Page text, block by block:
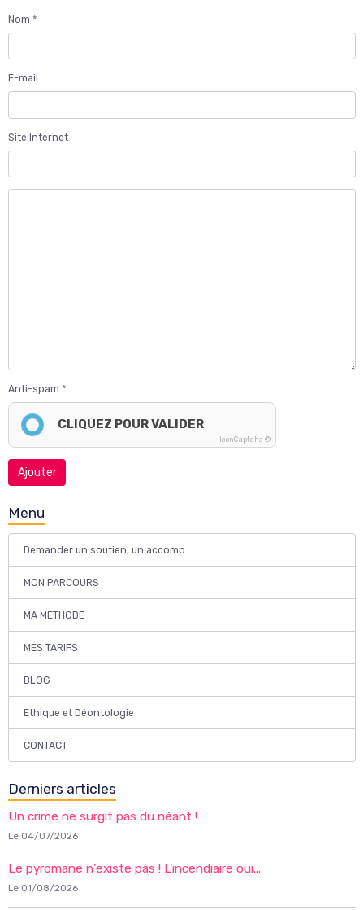
Nom
E-mail
Site Internet
Anti-spam
CLIQUEZ POUR VALIDER
IconCaptcha ©
Ajouter
Menu
Demander un soutien, un accomp
MON PARCOURS
MA METHODE
MES TARIFS
BLOG
Ethique et Déontologie
CONTACT
Derniers articles
Un crime ne surgit pas du néant !
Le 04/07/2026
Le pyromane n'existe pas ! L'incendiaire oui...
Le 01/08/2026